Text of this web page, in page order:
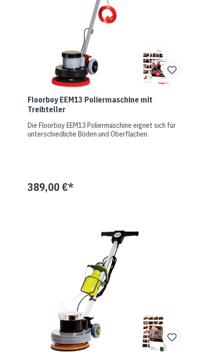
Floorboy EEM13 Poliermaschine mit
Treibteller
Die Floorboy EEM13 Poliermaschine eignet sich für
unterschiedliche Böden und Oberflächen.
389,00 €*